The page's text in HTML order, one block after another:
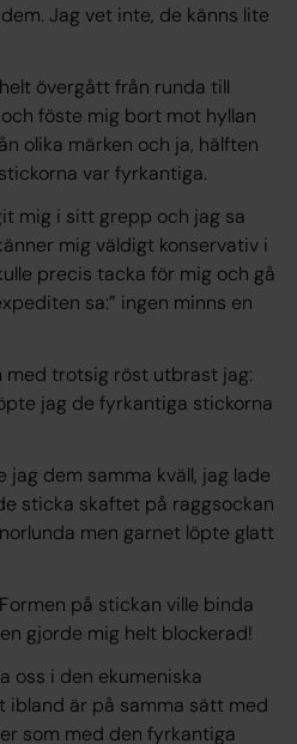
Jag vet inte, de känns lite
övergått från runda till
föste mig bort mot hyllan
olika märken och ja, hälften
var fyrkantiga.
mig i sitt grepp och jag sa
mig väldigt konservativ i
precis tacka för mig och gå
sa:” ingen minns en
med trotsig röst utbrast jag:
jag de fyrkantiga stickorna
jag dem samma kväll, jag lade
sticka skaftet på raggsockan
men garnet löpte glatt
på stickan ville binda
gjorde mig helt blockerad!
oss i den ekumeniska
ibland är på samma sätt med
som med den fyrkantiga